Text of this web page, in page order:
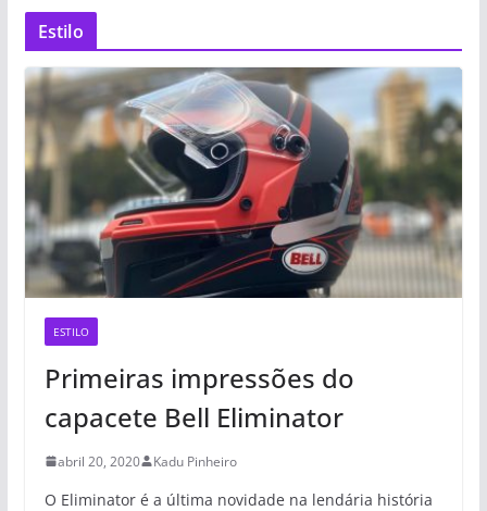
Estilo
ESTILO
Primeiras impressões do
capacete Bell Eliminator
abril 20, 2020 Kadu Pinheiro
O Eliminator é a última novidade na lendária história